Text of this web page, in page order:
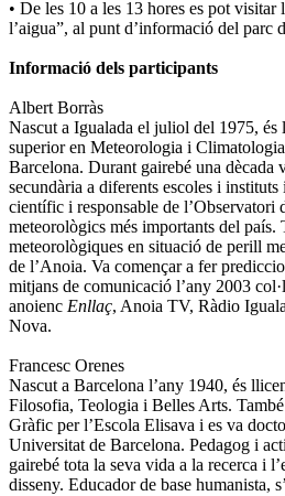
• De les 10 a les 13 hores es pot visitar
l’aigua”, al punt d’informació del parc
Informació dels participants
Albert Borràs
Nascut a Igualada el juliol del 1975, és
superior en Meteorologia i
Barcelona. Durant gairebé una dècada
secundària a diferents escoles i
científic i responsable de l’Observatori
meteorològics més importants del país.
meteorològiques en situació de perill
de l’Anoia. Va començar a fer
mitjans de comunicació l’any 2003
anoienc Enllaç, Anoia TV, Ràdio
Nova.
Francesc Orenes
Nascut a Barcelona l’any 1940, és
Filosofia, Teologia i Belles Arts.
Gràfic per l’Escola Elisava i es va
Universitat de Barcelona. Pedagog i
gairebé tota la seva vida a la recerca i
disseny. Educador de base humanista,